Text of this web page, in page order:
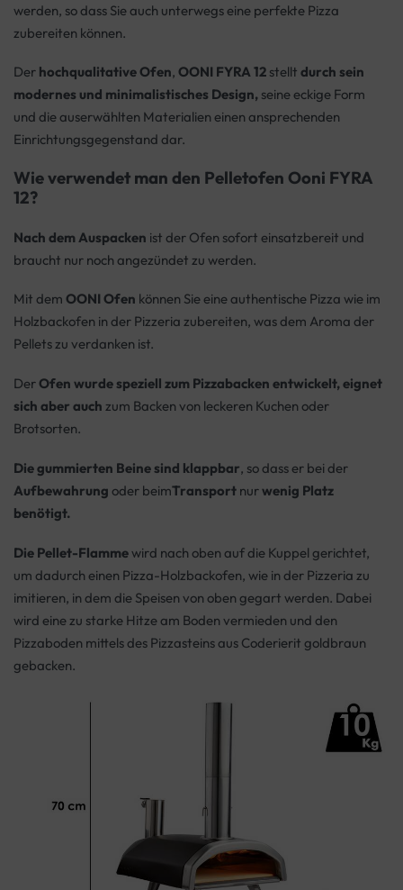
werden, so dass Sie auch unterwegs eine perfekte Pizza
zubereiten können.
Der hochqualitative Ofen, OONI FYRA 12 stellt durch sein
modernes und minimalistisches Design, seine eckige Form
und die auserwählten Materialien einen ansprechenden
Einrichtungsgegenstand dar.
Wie verwendet man den Pelletofen Ooni FYRA
12?
Nach dem Auspacken ist der Ofen sofort einsatzbereit und
braucht nur noch angezündet zu werden.
Mit dem OONI Ofen können Sie eine authentische Pizza wie im
Holzbackofen in der Pizzeria zubereiten, was dem Aroma der
Pellets zu verdanken ist.
DerOfen wurde speziell zum Pizzabacken entwickelt, eignet
sich aber auch zum Backen von leckeren Kuchen oder
Brotsorten.
Die gummierten Beine sind klappbar, so dass er bei der
Aufbewahrung oder beimTransport nurwenig Platz
benötigt.
Die Pellet-Flammewird nach oben auf die Kuppel gerichtet,
um dadurch einen Pizza-Holzbackofen, wie in der Pizzeria zu
imitieren, in dem die Speisen von oben gegart werden. Dabei
wird eine zu starke Hitze am Boden vermieden und den
Pizzaboden mittels des Pizzasteins aus Coderierit goldbraun
gebacken.